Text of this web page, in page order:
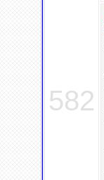
582